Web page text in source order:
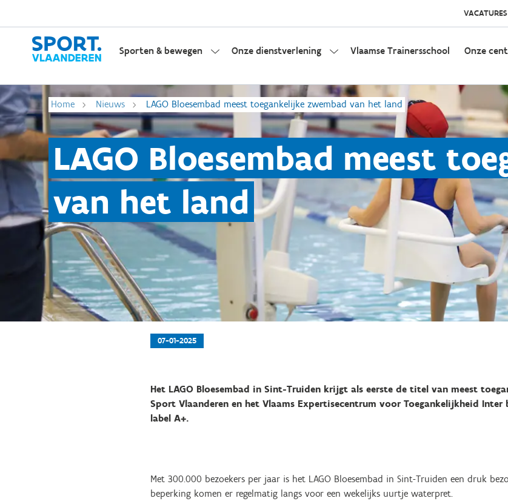
VACATURES
Sporten & bewegen Onze dienstverlening Vlaamse Trainersschool Onze
Home Nieuws LAGO Bloesembad meest toegankelijke zwembad van het land
LAGO Bloesembad meest
van het land
07-01-2025
Het LAGO Bloesembad in Sint-Truiden krijgt als eerste de titel van meest
Sport Vlaanderen en het Vlaams Expertisecentrum voor Toegankelijkheid
label A+.
Met 300.000 bezoekers per jaar is het LAGO Bloesembad in Sint-Truiden een druk
beperking komen er regelmatig langs voor een wekelijks uurtje waterpret.